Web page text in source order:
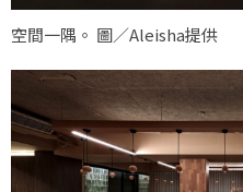
空間一隅。 圖／Aleisha提供